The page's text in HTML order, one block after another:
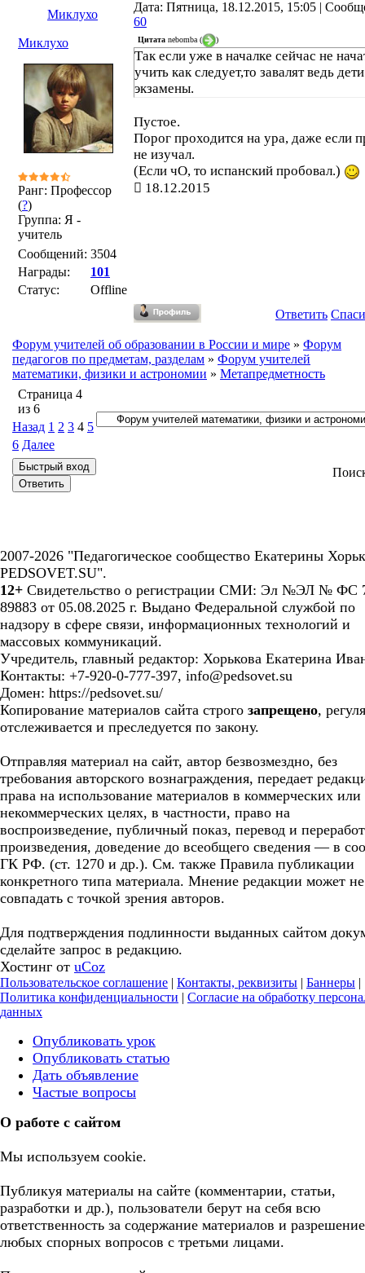
Миклухо
Дата: Пятница, 18.12.2015, 15:05 |
60
Миклухо
Ранг: Профессор
(?)
Группа: Я -
учитель
Сообщений: 3504
Награды:
101
Статус:
Offline
Цитата nebomba ( )
Так если уже в началке сейчас не
учить как следует,то завалят ведь дети
экзамены.
Пустое.
Порог проходится на ура, даже если
не изучал.
(Если чО, то испанский пробовал.)
18.12.2015
Ответить
Форум учителей об образовании в России и мире » Форум
педагогов по предметам, разделам » Форум учителей
математики, физики и астрономии » Метапредметность
Страница 4
из 6
Назад 1 2 3 4 5
6 Далее
2007-2026 "Педагогическое сообщество Екатерины
PEDSOVET.SU".
12+ Свидетельство о регистрации СМИ: Эл №ЭЛ № ФС
89883 от 05.08.2025 г. Выдано Федеральной службой по
надзору в сфере связи, информационных технологий и
массовых коммуникаций.
Учредитель, главный редактор: Хорькова Екатерина
Контакты: +7-920-0-777-397, info@pedsovet.su
Домен: https://pedsovet.su/
Копирование материалов сайта строго запрещено,
отслеживается и преследуется по закону.
Отправляя материал на сайт, автор безвозмездно, без
требования авторского вознаграждения, передает
права на использование материалов в коммерческих или
некоммерческих целях, в частности, право на
воспроизведение, публичный показ, перевод и
произведения, доведение до всеобщего сведения — в
ГК РФ. (ст. 1270 и др.). См. также Правила публикации
конкретного типа материала. Мнение редакции может не
совпадать с точкой зрения авторов.
Для подтверждения подлинности выданных сайтом
сделайте запрос в редакцию.
Хостинг от uCoz
Пользовательское соглашение | Контакты, реквизиты | Баннеры |
Политика конфиденциальности | Согласие на обработку
данных
Опубликовать урок
Опубликовать статью
Дать объявление
Частые вопросы
О работе с сайтом
Мы используем cookie.
Публикуя материалы на сайте (комментарии, статьи,
разработки и др.), пользователи берут на себя всю
ответственность за содержание материалов и разрешение
любых спорных вопросов с третьми лицами.